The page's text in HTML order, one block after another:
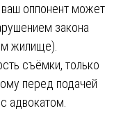
оппонент может
закона
жилище).
съёмки, только
перед подачей
адвокатом.